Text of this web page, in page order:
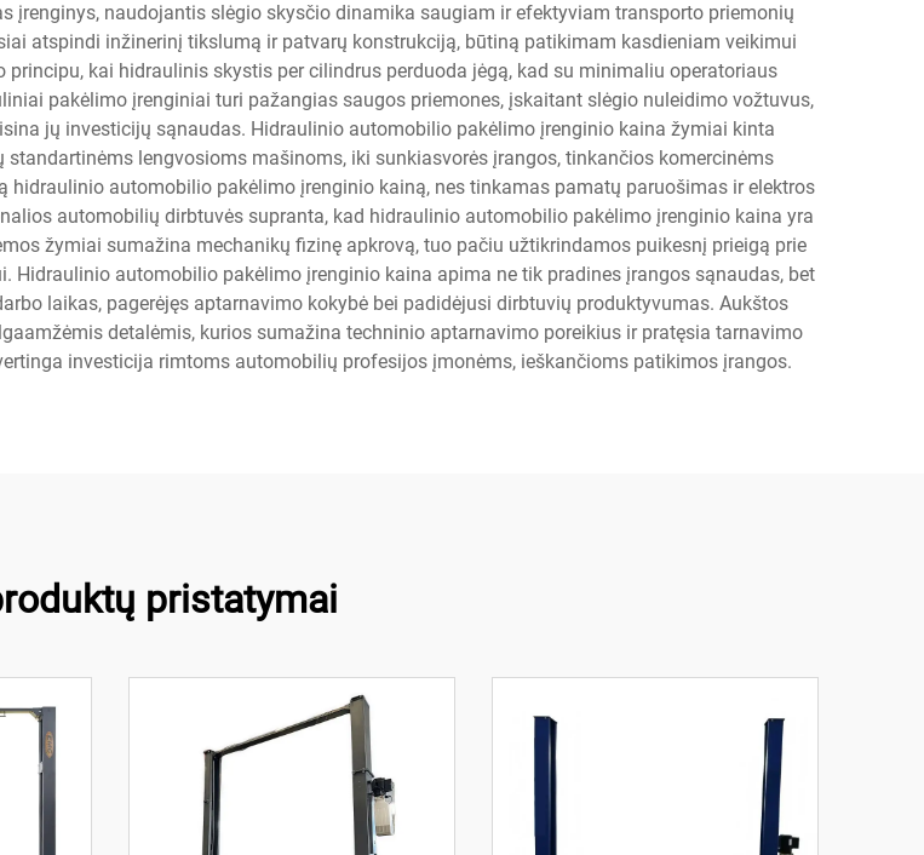
įrenginys, naudojantis slėgio skysčio dinamika saugiam ir efektyviam transporto priemonių
atspindi inžinerinį tikslumą ir patvarų konstrukciją, būtiną patikimam kasdieniam veikimui
kai hidraulinis skystis per cilindrus perduoda jėgą, kad su minimaliu operatoriaus
pakėlimo įrenginiai turi pažangias saugos priemones, įskaitant slėgio nuleidimo vožtuvus,
jų investicijų sąnaudas. Hidraulinio automobilio pakėlimo įrenginio kaina žymiai kinta
lengvosioms mašinoms, iki sunkiasvorės įrangos, tinkančios komercinėms
automobilio pakėlimo įrenginio kainą, nes tinkamas pamatų paruošimas ir elektros
automobilių dirbtuvės supranta, kad hidraulinio automobilio pakėlimo įrenginio kaina yra
žymiai sumažina mechanikų fizinę apkrovą, tuo pačiu užtikrindamos puikesnį prieigą prie
automobilio pakėlimo įrenginio kaina apima ne tik pradines įrangos sąnaudas, bet
laikas, pagerėjęs aptarnavimo kokybė bei padidėjusi dirbtuvių produktyvumas. Aukštos
detalėmis, kurios sumažina techninio aptarnavimo poreikius ir pratęsia tarnavimo
investicija rimtoms automobilių profesijos įmonėms, ieškančioms patikimos įrangos.
pristatymai